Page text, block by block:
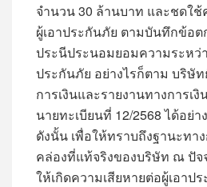
จำนวน 30 ล้านบาท และชดใ
ผู้เอาประกันภัย ตามบันทึกข้อต
ประนีประนอมยอมความระหว่
ประกันภัย อย่างไรก็ตาม บริษั
การเงินและรายงานทางการเ
นายทะเบียนที่ 12/2568 ได้อย่
ดังนั้น เพื่อให้ทราบถึงฐานะทา
คล่องที่แท้จริงของบริษัท ณ ปั
ให้เกิดความเสียหายต่อผู้เอา